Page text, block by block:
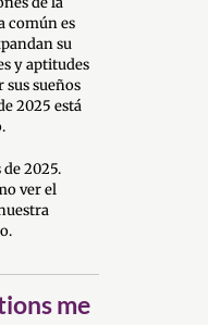
común es
su
y aptitudes
sus sueños
2025 está
2025.
ver el
me